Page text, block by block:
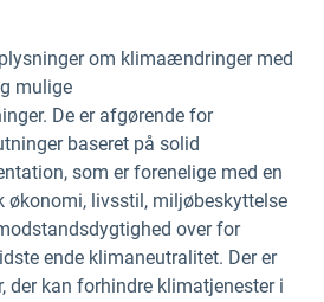
om klimaændringer med
mulige
De er afgørende for
baseret på solid
som er forenelige med en
livsstil, miljøbeskyttelse
over for
ende klimaneutralitet. Der er
der kan forhindre klimatjenester i